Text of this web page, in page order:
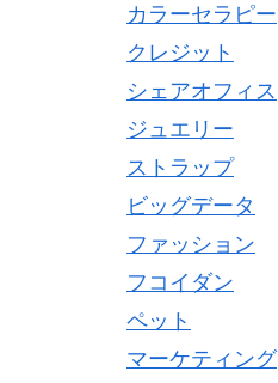
カラーセラピー
クレジット
シェアオフィス
ジュエリー
ストラップ
ビッグデータ
ファッション
フコイダン
ペット
マーケティング